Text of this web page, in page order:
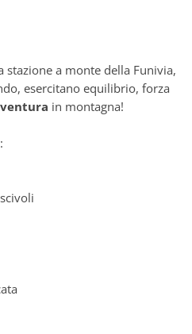
stazione a monte della Funivia,
esercitano equilibrio, forza
in montagna!